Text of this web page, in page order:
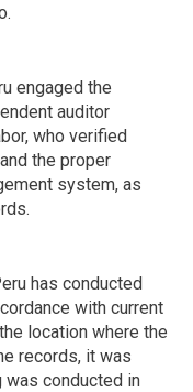
engaged the
auditor
who verified
the proper
system, as
has conducted
with current
location where the
records, it was
was conducted in